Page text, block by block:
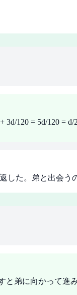
120 = 5d/120 = d/
した。弟と出会う
と弟に向かって